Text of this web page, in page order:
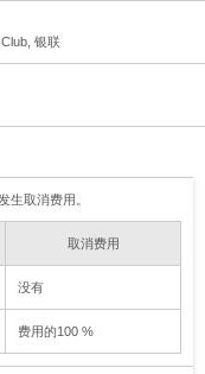
银联
生取消费用。
取消费用
没有
费用的100 %